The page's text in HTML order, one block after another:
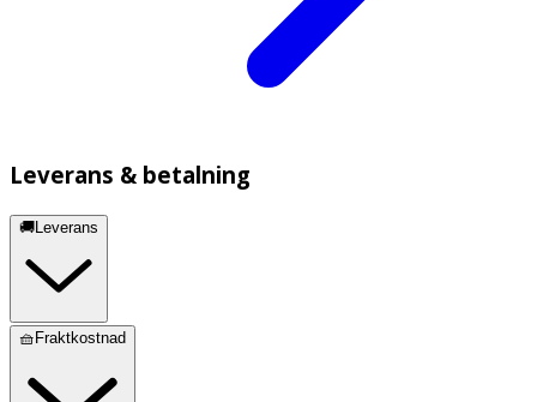
Leverans & betalning
🚚Leverans
🧺Fraktkostnad